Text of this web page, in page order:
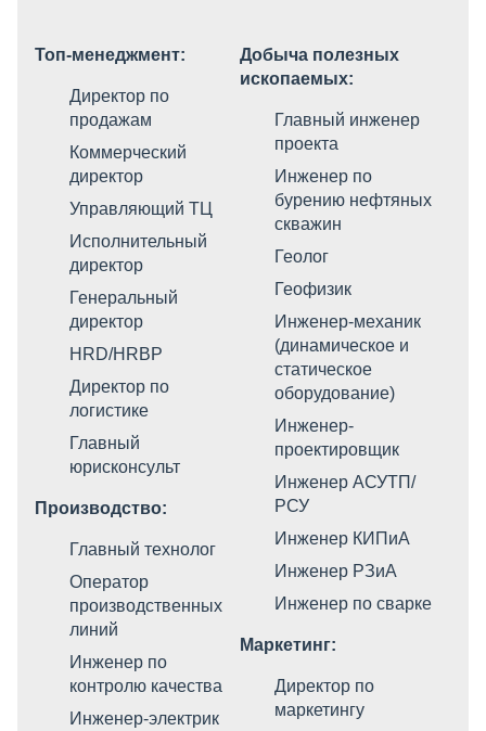
Топ-менеджмент:
Директор по
продажам
Коммерческий
директор
Управляющий ТЦ
Исполнительный
директор
Генеральный
директор
HRD/HRBP
Директор по
логистике
Главный
юрисконсульт
Производство:
Главный технолог
Оператор
производственных
линий
Инженер по
контролю качества
Инженер-электрик
Добыча полезных
ископаемых:
Главный инженер
проекта
Инженер по
бурению нефтяных
скважин
Геолог
Геофизик
Инженер-механик
(динамическое и
статическое
оборудование)
Инженер-
проектировщик
Инженер АСУТП/
РСУ
Инженер КИПиА
Инженер РЗиА
Инженер по сварке
Маркетинг:
Директор по
маркетингу